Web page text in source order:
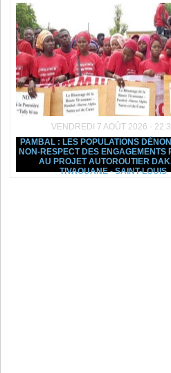
VENDREDI 7 AOÛT 2026 -
PAMBAL : LES POPULATIONS
NON-RESPECT DES ENGAGEMENTS
AU PROJET AUTOROUTIER
TIVAOUANE - SAINT-LOUIS